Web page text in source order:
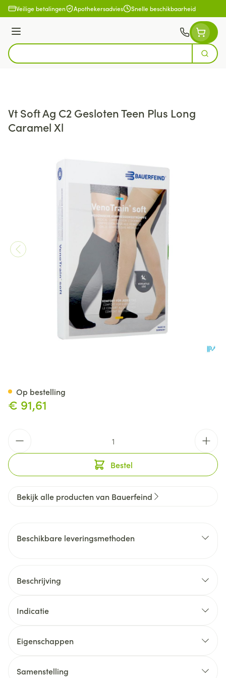
Ga naar de inhoud
Veilige betalingen Apothekersadvies Snelle beschikbaarheid
Menu
Product, merk, categorie...
Zoek
Vt Soft Ag C2 Gesloten Teen Plus Long
Caramel Xl
€ 91,61
Bestel
Op bestelling
Bekijk alle producten van Bauerfeind
Beschikbare leveringsmethoden
Beschrijving
Indicatie
Eigenschappen
Samenstelling